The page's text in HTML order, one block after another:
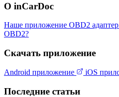
О inCarDoc
Наше приложение OBD2 адаптер
OBD2?
Скачать приложение
Android приложение iOS
Последние статьи